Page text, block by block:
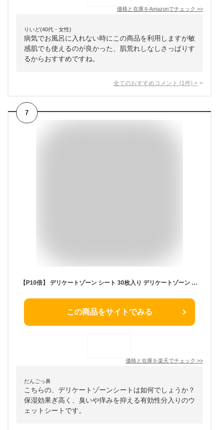
価格と在庫をAmazonでチェック >>
りいど(40代・女性)
病気でお風呂に入れない時にこの商品を利用しますが敏
感肌でも使えるのが良かった、肌荒れしなしさっぱりす
るからおすすめですね。
全てのおすすめコメント (1 件) >
7
【P10倍】 デリケートゾーン シート 30枚入り デリケートゾーン ケア 匂い かゆみ 保湿 デリケートゾーンの臭い ウェットティッシュ NATURECO オールインワン ナチュレコ エタノール グリチルリチン酸 効果 美肌 シート ウェットシート 石鹸
この商品をサイトでみる
価格と在庫を楽天でチェック >>
だんごっ鼻
こちらの、デリケートゾーンシートは如何でしょうか？
保湿効果ぎ高く、臭いや痒みを抑える有効性分入りのウ
ェットシートです。